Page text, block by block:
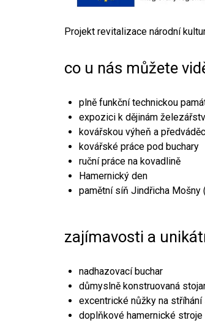
Projekt revitalizace národní
co u nás můžete
plně funkční technickou
expozici k dějinám
kovářskou výheň a
kovářské práce pod buchary
ruční práce na kovadlině
Hamernický den
pamětní síň Jindřicha Mošny
zajímavosti a
nadhazovací buchar
důmyslně konstruovaná
excentrické nůžky na
doplňkové hamernické stroje